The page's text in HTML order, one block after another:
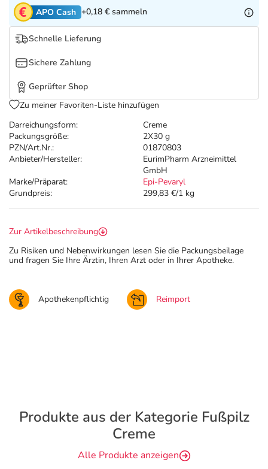
Tierapotheke
Vitamine & Mineralstoffe
Marken
Salus Deals
Darreichungsform:
Creme
Packungsgröße:
2X30 g
PZN/Art.Nr.:
01870803
Anbieter/Hersteller:
EurimPharm Arzneimittel
GmbH
Marke/Präparat:
Epi-Pevaryl
Grundpreis:
299,83 €/1 kg
APO Cash +0,18 € sammeln
Schnelle Lieferung
Sichere Zahlung
Geprüfter Shop
Zu meiner Favoriten-Liste hinzufügen
Zur Artikelbeschreibung
Zu Risiken und Nebenwirkungen lesen Sie die Packungsbeilage
und fragen Sie Ihre Ärztin, Ihren Arzt oder in Ihrer Apotheke.
Apothekenpflichtig Reimport
Produkte aus der Kategorie Fußpilz
Creme
Alle Produkte anzeigen